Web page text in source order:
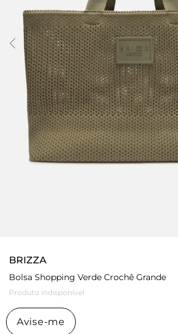
BRIZZA
Bolsa Shopping Verde Crochê Grande
Produto indisponível
Avise-me